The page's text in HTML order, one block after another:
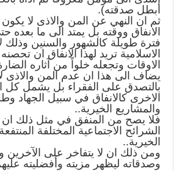
أبطل صدقته).
ثم ان النهي عن المن والاذى لا
الانفاق ووقته بل يمتد الى ما بعده
فترة طويلة كالشهور والسنين وذلك
الاسلامية تريد لهذا الانفاق ان
الاوقات وتجعله خلواً من آثاره
يضاف الى هذا ان عدم المن والاذى
بالتصدق على الفقراء بل يشمل كل
الاخرى كالانفاق في سبيل الجهاد
والمشاريع الخيرية..
فلا يصح من المنفق في مثل ذلك
الشرائح الاجتماعية المختلفة
الخيرية..
ومن ذلك ان لا يتفاخر على الآخرين
وصدقاته ليظهر مزيته وأفضليته